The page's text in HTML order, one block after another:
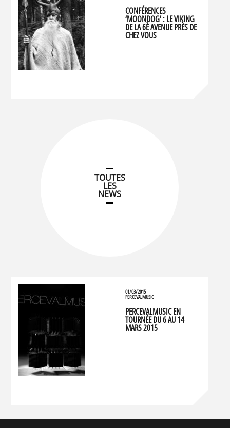
CONFÉRENCES
‘MOONDOG’ : LE VIKING
DE LA 6È AVENUE PRÈS DE
CHEZ VOUS
TOUTES
LES
NEWS
01/03/2015
PERCEVALMUSIC
PERCEVALMUSIC EN
TOURNÉE DU 6 AU 14
MARS 2015